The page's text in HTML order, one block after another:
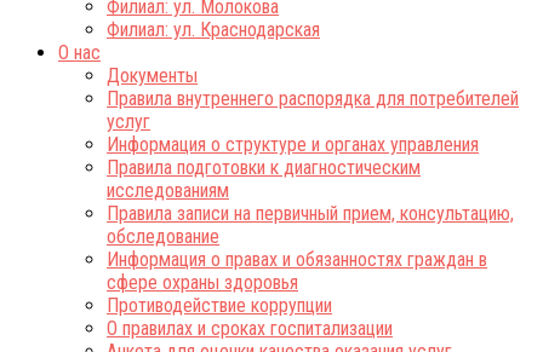
Филиал: ул. Молокова
Филиал: ул. Краснодарская
О нас
Документы
Правила внутреннего распорядка для потребителей
услуг
Информация о структуре и органах управления
Правила подготовки к диагностическим
исследованиям
Правила записи на первичный прием, консультацию,
обследование
Информация о правах и обязанностях граждан в
сфере охраны здоровья
Противодействие коррупции
О правилах и сроках госпитализации